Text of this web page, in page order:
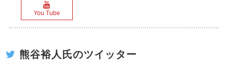
You Tube
熊谷裕人氏のツイッター